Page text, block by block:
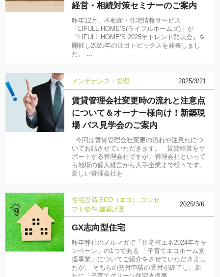
経営・相続対策セミナーのご案内
昨年12月、不動産・住宅情報サービス
「LIFULL HOME’S(ライフルホームズ)」が
『LIFULL HOME’S 2025年トレンド発表会』を
開催し2025年の注目トピックスを発表しまし
た。 …
メンテナンス・管理 2025/3/21
賃貸管理会社変更時の流れと注意点
について＆オーナー様向け！新築現
場 バス見学会のご案内
今回は賃貸管理会社変更の流れや注意点につ
いてお話させていただきます。 賃貸経営をサ
ポートする管理会社ですが、管理会社といって
も地場の個人経営から大手企業まで様々です。
新しい管理会社を…
住宅設備 ECO（エコ）
コンセ
プト物件 建築計画
2025/3/6
GX志向型住宅
昨年弊社のメルマガで「住宅省エネ2024年キャ
ンペーン」の1つである 「子育てエコホーム支
援事業」についてご紹介をさせていただきまし
たが、 そちらの交付申請の受付が終了し、新